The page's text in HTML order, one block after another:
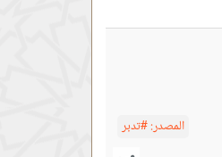
المصدر:#تدبر